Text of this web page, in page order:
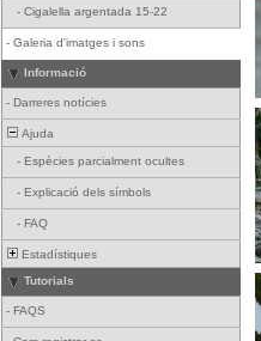
- Cigalella argentada 15-22
- Galeria d'imatges i sons
Informació
- Darreres notícies
Ajuda
- Espècies parcialment ocultes
- Explicació dels símbols
- FAQ
Estadístiques
Tutorials
- FAQS